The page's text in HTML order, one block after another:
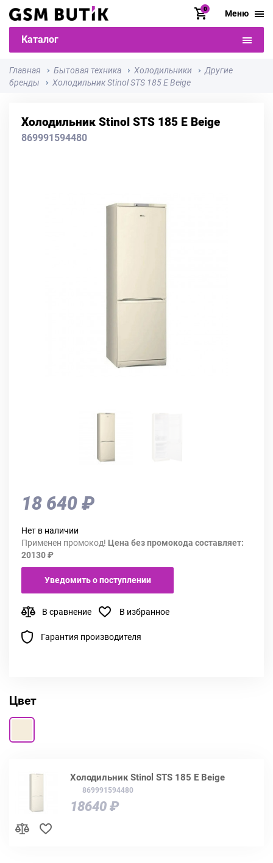
0 Меню
Каталог
Главная Бытовая техника Холодильники
Другие
бренды
Холодильник Stinol STS 185 E Beige
Холодильник Stinol STS 185 E Beige
869991594480
18 640 ₽
Нет в наличии
Применен промокод! Цена без промокода составляет:
20130 ₽
Уведомить о поступлении
В сравнение В избранное
Гарантия производителя
Цвет
Холодильник Stinol STS 185 E Beige
869991594480
18640 ₽